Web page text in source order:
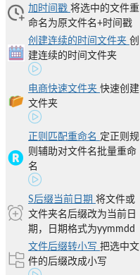
加时间戳 将选中的文件重
命名为原文件名+时间戳
创建连续的时间文件夹 创
建连续的时间文件夹
电商快速文件夹 快速创建
文件夹
正则匹配重命名 定正则规
则辅助对文件名批量重命
名
S后缀当前日期 将文件或
文件夹名后缀改为当前日
期，日期格式为yymmdd
文件后缀转小写 把选中文
件的后缀改成小写